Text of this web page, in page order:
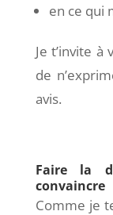
en ce qui
Je t’invite
de
avis.
Faire la
convaincre
Comme je